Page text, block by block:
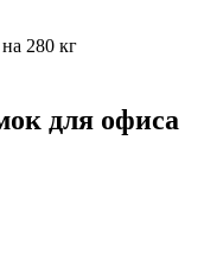
280 кг
для офиса